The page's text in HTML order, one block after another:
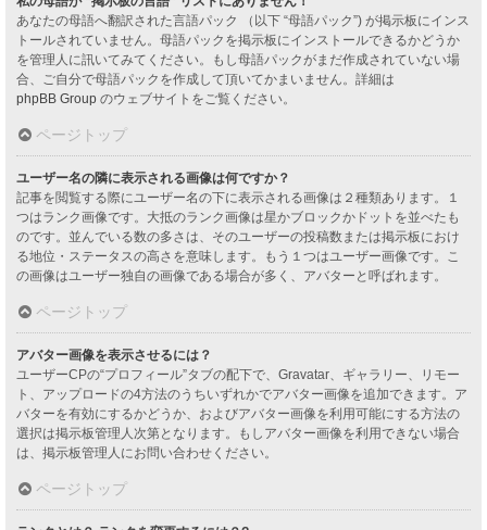
あなたの母語へ翻訳された言語パック （以下 “母語パック”) が掲示板にインス
トールされていません。母語パックを掲示板にインストールできるかどうか
を管理人に訊いてみてください。もし母語パックがまだ作成されていない場
合、ご自分で母語パックを作成して頂いてかまいません。詳細は
phpBB Group のウェブサイトをご覧ください。
ページトップ
ユーザー名の隣に表示される画像は何ですか？
記事を閲覧する際にユーザー名の下に表示される画像は２種類あります。１
つはランク画像です。大抵のランク画像は星かブロックかドットを並べたも
のです。並んでいる数の多さは、そのユーザーの投稿数または掲示板におけ
る地位・ステータスの高さを意味します。もう１つはユーザー画像です。こ
の画像はユーザー独自の画像である場合が多く、アバターと呼ばれます。
ページトップ
アバター画像を表示させるには？
ユーザーCPの“プロフィール”タブの配下で、Gravatar、ギャラリー、リモー
ト、アップロードの4方法のうちいずれかでアバター画像を追加できます。ア
バターを有効にするかどうか、およびアバター画像を利用可能にする方法の
選択は掲示板管理人次第となります。もしアバター画像を利用できない場合
は、掲示板管理人にお問い合わせください。
ページトップ